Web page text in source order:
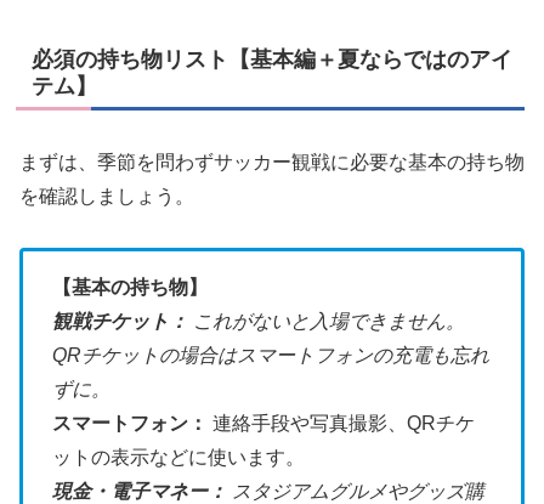
必須の持ち物リスト【基本編＋夏ならではのアイ
テム】
まずは、季節を問わずサッカー観戦に必要な基本の持ち物
を確認しましょう。
【基本の持ち物】
観戦チケット： これがないと入場できません。
QRチケットの場合はスマートフォンの充電も忘れ
ずに。
スマートフォン： 連絡手段や写真撮影、QRチケ
ットの表示などに使います。
現金・電子マネー： スタジアムグルメやグッズ購